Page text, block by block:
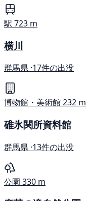
駅 723 m
横川
群馬県 ·17件の出没
博物館・美術館232 m
碓氷関所資料館
群馬県 ·13件の出没
公園 330 m